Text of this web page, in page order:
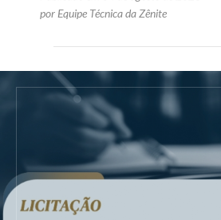
por Equipe Técnica da Zênite